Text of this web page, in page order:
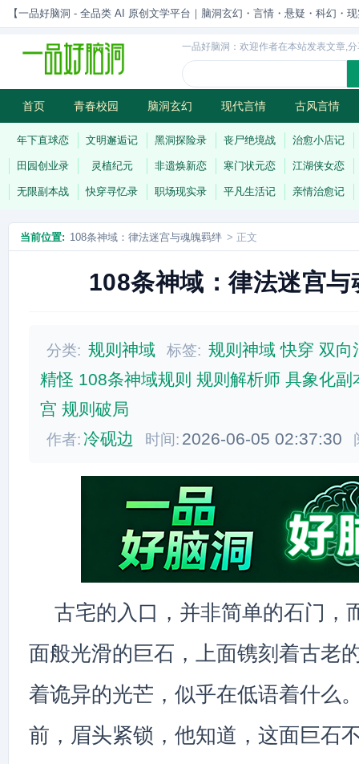
【一品好脑洞 - 全品类 AI 原创文学平台｜脑洞玄幻・言情・悬疑・科幻・
一品好脑洞：欢迎作者在本站发表文章,
首页 青春校园 脑洞玄幻 现代言情 古风言情
历史权谋 武侠江湖 灵异志怪 连载
年下直球恋 文明邂逅记 黑洞探险录 丧尸绝境战 治愈小店记
田园创业录 灵植纪元 非遗焕新恋 寒门状元恋 江湖侠女恋
无限副本战 快穿寻忆录 职场现实录 平凡生活记 亲情治愈记
当前位置: 108条神域：律法迷宫与魂魄羁绊 > 正文
108条神域：律法迷宫与
分类: 规则神域 标签: 规则神域 快穿 双向
精怪 108条神域规则 规则解析师 具象化副
宫 规则破局
作者:冷砚边 时间: 2026-06-05 02:37:30
古宅的入口，并非简单的石门，
面般光滑的巨石，上面镌刻着古老
着诡异的光芒，似乎在低语着什么
前，眉头紧锁，他知道，这面巨石